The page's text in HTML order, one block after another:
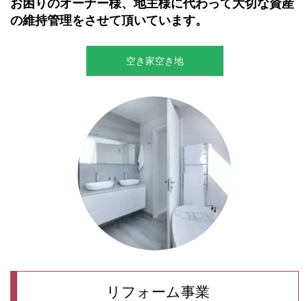
お困りのオーナー様、地主様に代わって 大切な資産
の維持管理をさせて頂いています。
空き家空き地
リフォーム事業